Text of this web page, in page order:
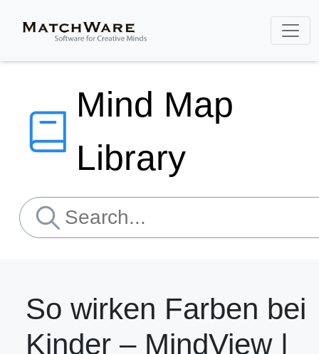
Mind Map
Library
So wirken Farben bei
Kinder – MindView |